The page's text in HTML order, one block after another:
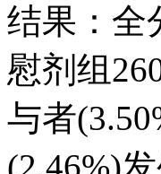
结果：全
慰剂组
与者
(2.46%)